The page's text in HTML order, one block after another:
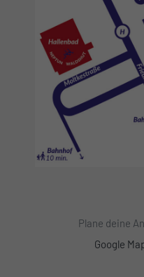
Plane deine
Google